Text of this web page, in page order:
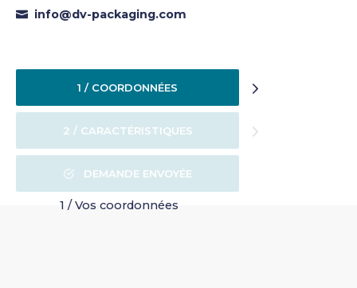
info@dv-packaging.com
1 / COORDONNÉES
2 / CARACTÉRISTIQUES
DEMANDE ENVOYÉE
1 / Vos coordonnées